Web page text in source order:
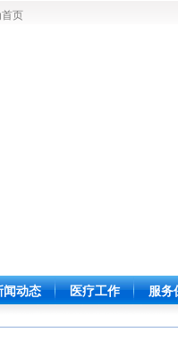
页
闻动态 医疗工作 服务